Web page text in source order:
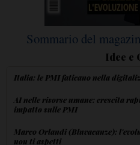
Sommario del
Idee e
Italia: le PMI faticano nella
AI nelle risorse umane: crescita
impatto sulle PMI
Marco Orlandi (Bluvacanze):
non ti aspetti